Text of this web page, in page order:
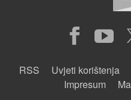
RSS Uvjeti korištenja
Impresum